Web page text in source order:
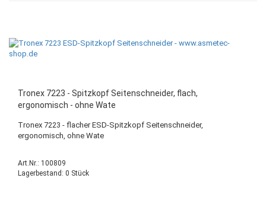
Tronex 7223 - Spitzkopf Seitenschneider, flach,
ergonomisch - ohne Wate
Tronex 7223 - flacher ESD-Spitzkopf Seitenschneider,
ergonomisch, ohne Wate
Art.Nr.: 100809
Lagerbestand: 0 Stück